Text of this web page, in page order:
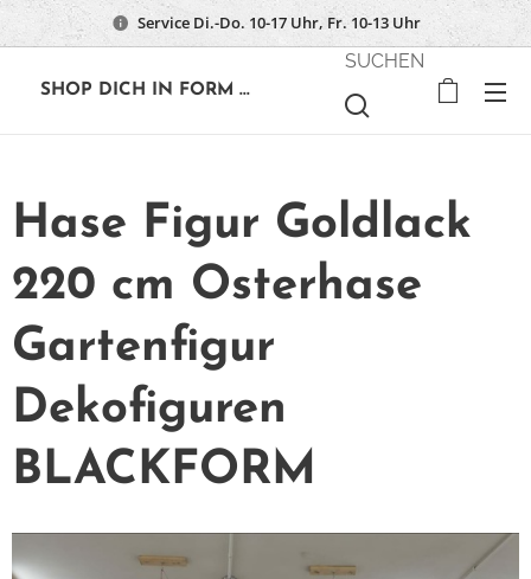
Service Di.-Do. 10-17 Uhr, Fr. 10-13 Uhr
SHOP DICH IN FORM ...
SUCHEN
Hase Figur Goldlack
220 cm Osterhase
Gartenfigur
Dekofiguren
BLACKFORM